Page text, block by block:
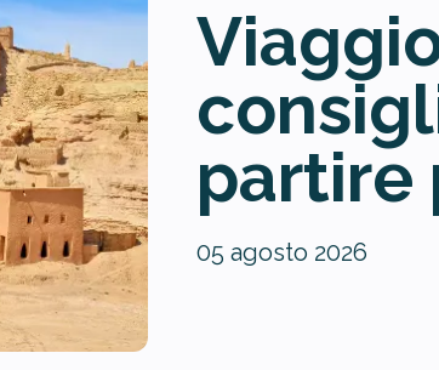
partire
05 agosto 2026